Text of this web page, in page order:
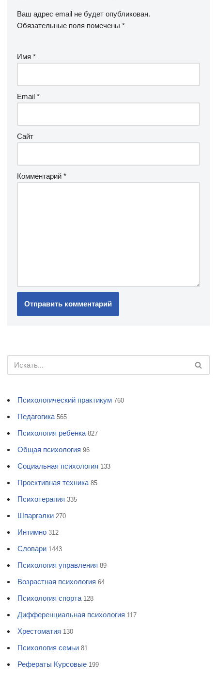
Ваш адрес email не будет опубликован.
Обязательные поля помечены *
Имя *
Email *
Сайт
Комментарий *
Психологический практикум 760
Педагогика 565
Психология ребенка 827
Общая психология 96
Социальная психология 133
Проективная техника 85
Психотерапия 335
Шпаргалки 270
Интимно 312
Словари 1443
Психология управления 89
Возрастная психология 64
Психология спорта 128
Дифференциальная психология 117
Хрестоматия 130
Психология семьи 81
Рефераты Курсовые 199